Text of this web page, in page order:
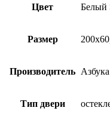
Цвет Белый
Размер
Производитель
Тип двери